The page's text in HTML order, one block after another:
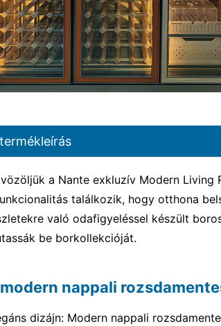
termékleírás
a Nante exkluzív Modern Living
találkozik, hogy otthona
való odafigyeléssel készült
be borkollekcióját.
nappali
dizájn: Modern nappali